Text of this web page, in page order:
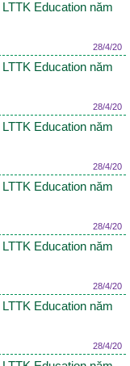
Education năm
28/4/20
Education năm
28/4/20
Education năm
28/4/20
Education năm
28/4/20
Education năm
28/4/20
Education năm
28/4/20